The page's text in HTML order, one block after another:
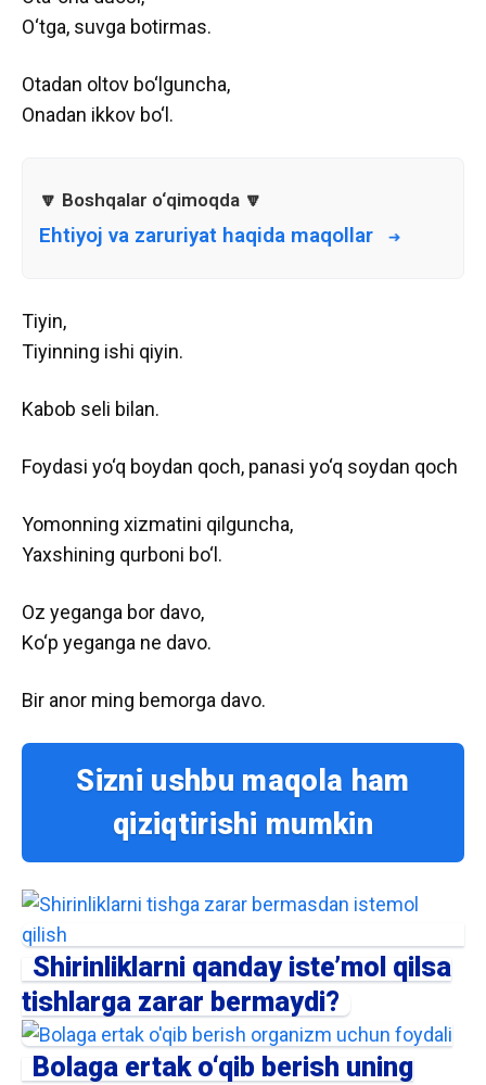
O‘tga, suvga botirmas.
Otadan oltov bo‘lguncha,
Onadan ikkov bo‘l.
Ehtiyoj va zaruriyat haqida maqollar
Tiyin,
Tiyinning ishi qiyin.
Kabob seli bilan.
Foydasi yo‘q boydan qoch, panasi yo‘q soydan qoch
Yomonning xizmatini qilguncha,
Yaxshining qurboni bo‘l.
Oz yeganga bor davo,
Ko‘p yeganga ne davo.
Bir anor ming bemorga davo.
Sizni ushbu maqola ham
qiziqtirishi mumkin
Shirinliklarni qanday iste’mol qilsa
tishlarga zarar bermaydi?
Bolaga ertak o‘qib berish uning